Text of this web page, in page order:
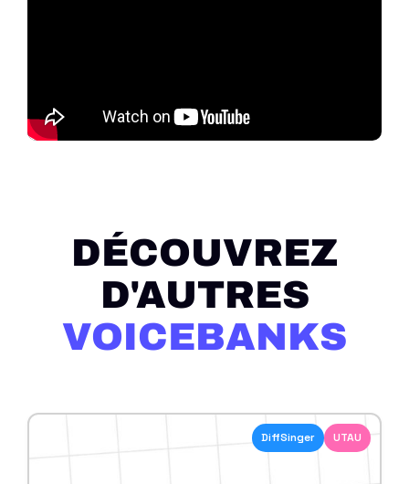
DÉCOUVREZ
D'AUTRES
VOICEBANKS
DiffSinger UTAU